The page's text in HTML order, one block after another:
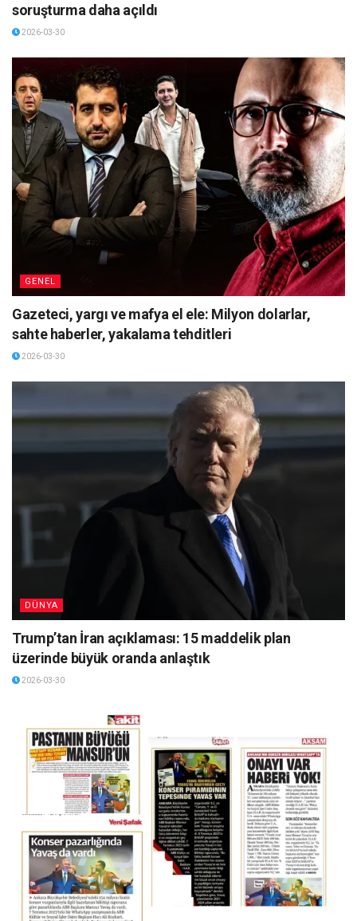
soruşturma daha açıldı
2026-03-30
GENEL
Gazeteci, yargı ve mafya el ele: Milyon dolarlar,
sahte haberler, yakalama tehditleri
2026-03-30
DÜNYA
Trump’tan İran açıklaması: 15 maddelik plan
üzerinde büyük oranda anlaştık
2026-03-30